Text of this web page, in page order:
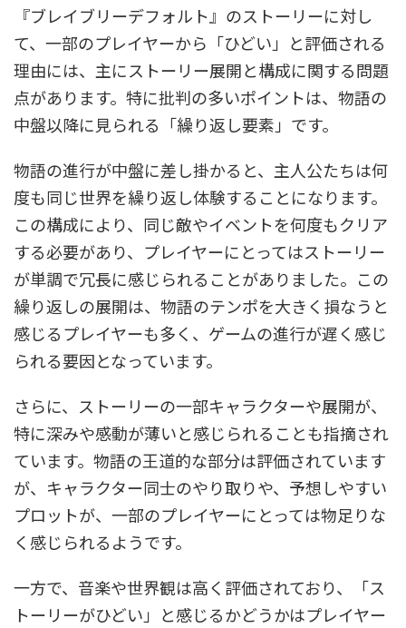
『ブレイブリーデフォルト』のストーリーに対し
て、一部のプレイヤーから「ひどい」と評価される
理由には、主にストーリー展開と構成に関する問題
点があります。特に批判の多いポイントは、物語の
中盤以降に見られる「繰り返し要素」です。
物語の進行が中盤に差し掛かると、主人公たちは何
度も同じ世界を繰り返し体験することになります。
この構成により、同じ敵やイベントを何度もクリア
する必要があり、プレイヤーにとってはストーリー
が単調で冗長に感じられることがありました。この
繰り返しの展開は、物語のテンポを大きく損なうと
感じるプレイヤーも多く、ゲームの進行が遅く感じ
られる要因となっています。
さらに、ストーリーの一部キャラクターや展開が、
特に深みや感動が薄いと感じられることも指摘され
ています。物語の王道的な部分は評価されています
が、キャラクター同士のやり取りや、予想しやすい
プロットが、一部のプレイヤーにとっては物足りな
く感じられるようです。
一方で、音楽や世界観は高く評価されており、「ス
トーリーがひどい」と感じるかどうかはプレイヤー